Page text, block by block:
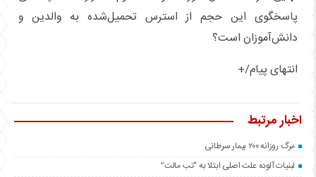
پاسخگوی این حجم از استرس تحمیل‌شده به والدین و
دانش‌آموزان است؟
انتهای پیام/+
اخبار مرتبط
مرگ روزانه ۲۰۰ بیمار سرطانی
لبنیات آلوده علت اصلی ابتلا به “تب مالت”